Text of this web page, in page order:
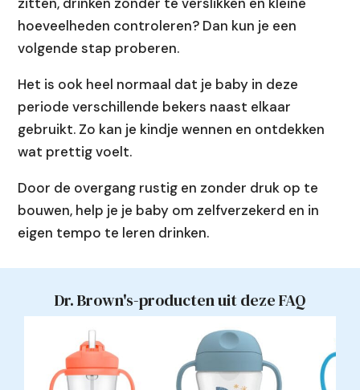
hoeveelheden controleren? Dan kun je een
volgende stap proberen.
Het is ook heel normaal dat je baby in deze
periode verschillende bekers naast elkaar
gebruikt. Zo kan je kindje wennen en ontdekken
wat prettig voelt.
Door de overgang rustig en zonder druk op te
bouwen, help je je baby om zelfverzekerd en in
eigen tempo te leren drinken.
Dr. Brown's-producten uit deze FAQ